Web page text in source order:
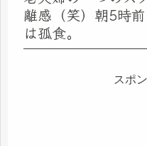
離感（笑）朝5時
は孤食。
スポ